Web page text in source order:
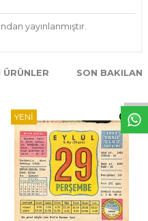
W
h
t
s
p
p
D
e
s
e
H
a
t
t
yayınlanmıştır.
ÜRÜNLER SON
YENI